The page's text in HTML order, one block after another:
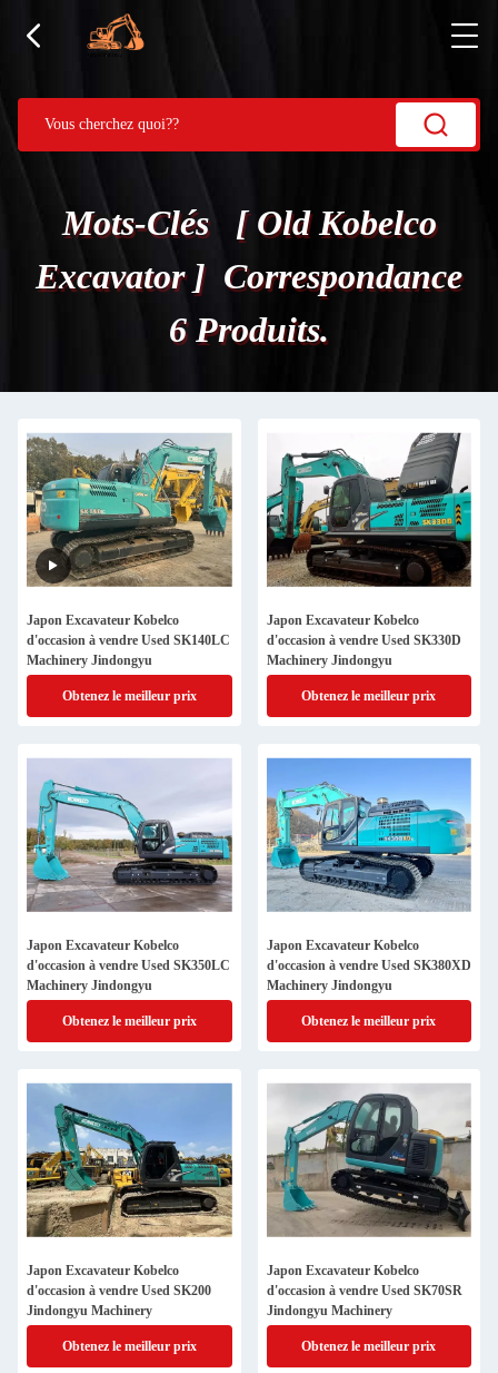
Mots-Clés [ Old Kobelco
Excavator ] Correspondance
6 Produits.
Japon Excavateur Kobelco
d'occasion à vendre Used SK140LC
Machinery Jindongyu
Obtenez le meilleur prix
Japon Excavateur Kobelco
d'occasion à vendre Used SK330D
Machinery Jindongyu
Obtenez le meilleur prix
Japon Excavateur Kobelco
d'occasion à vendre Used SK350LC
Machinery Jindongyu
Obtenez le meilleur prix
Japon Excavateur Kobelco
d'occasion à vendre Used SK380XD
Machinery Jindongyu
Obtenez le meilleur prix
Japon Excavateur Kobelco
d'occasion à vendre Used SK200
Jindongyu Machinery
Obtenez le meilleur prix
Japon Excavateur Kobelco
d'occasion à vendre Used SK70SR
Jindongyu Machinery
Obtenez le meilleur prix